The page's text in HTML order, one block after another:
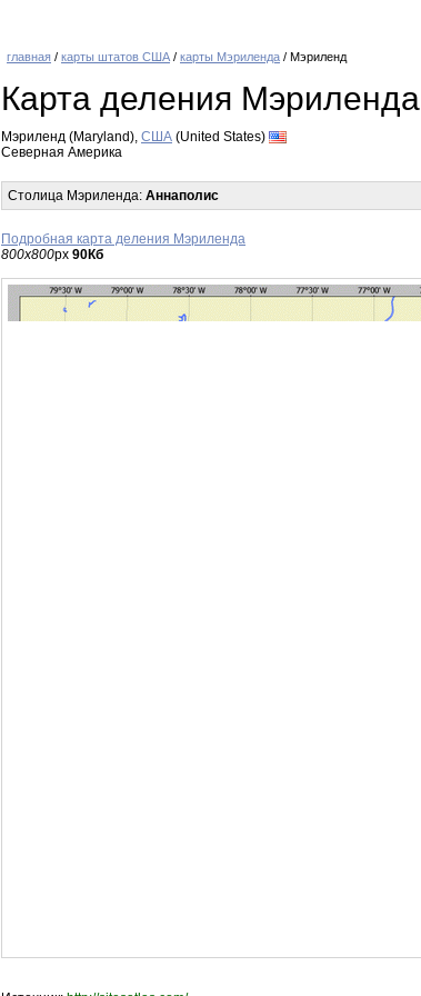
главная / карты штатов США / карты Мэриленда / Мэриленд
Карта деления Мэриленда
Мэриленд (Maryland), США (United States)
Северная Америка
Столица Мэриленда: Аннаполис
Подробная карта деления Мэриленда
800x800px 90Кб